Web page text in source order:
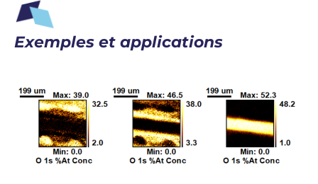
Exemples et applications